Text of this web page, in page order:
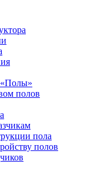
«Полы»
полов
пола
полов